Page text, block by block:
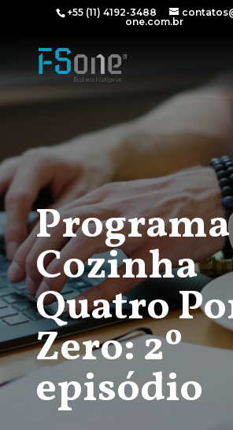
+55 (11) 4192-3488
one.com.br
Programa
Cozinha
Quatro
Zero: 2º
episódio